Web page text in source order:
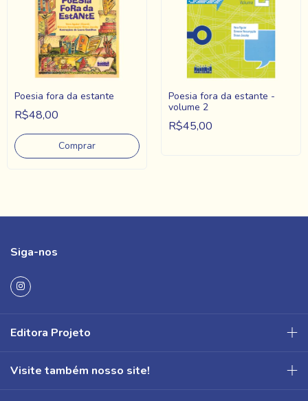
Poesia fora da estante
R$48,00
Poesia fora da estante -
volume 2
R$45,00
Siga-nos
Editora Projeto
Visite também nosso site!